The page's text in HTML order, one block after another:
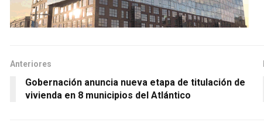
Anteriores
Gobernación anuncia nueva etapa de titulación de
vivienda en 8 municipios del Atlántico